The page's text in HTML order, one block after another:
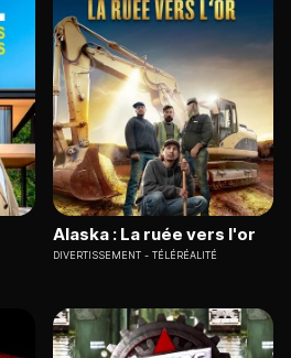
Alaska : La ruée vers l'or
DIVERTISSEMENT TÉLÉRÉALITÉ